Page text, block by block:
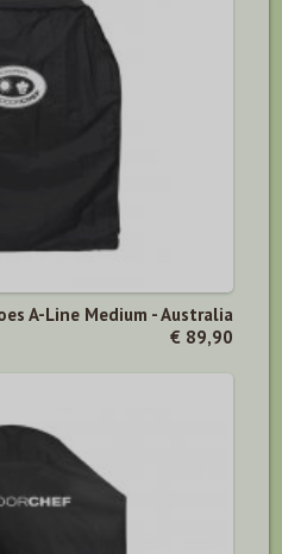
A-Line Medium - Australia
€ 89,90